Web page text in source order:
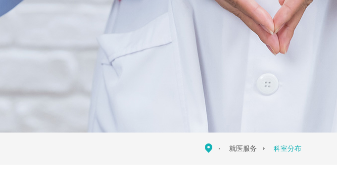
就医服务 科室分布